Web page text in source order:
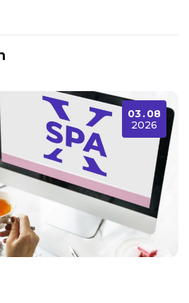
03.08
2026